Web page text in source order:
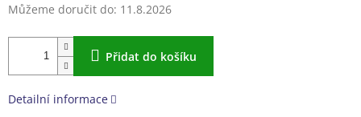
Můžeme doručit do: 11.8.2026
Přidat do košíku
Detailní informace